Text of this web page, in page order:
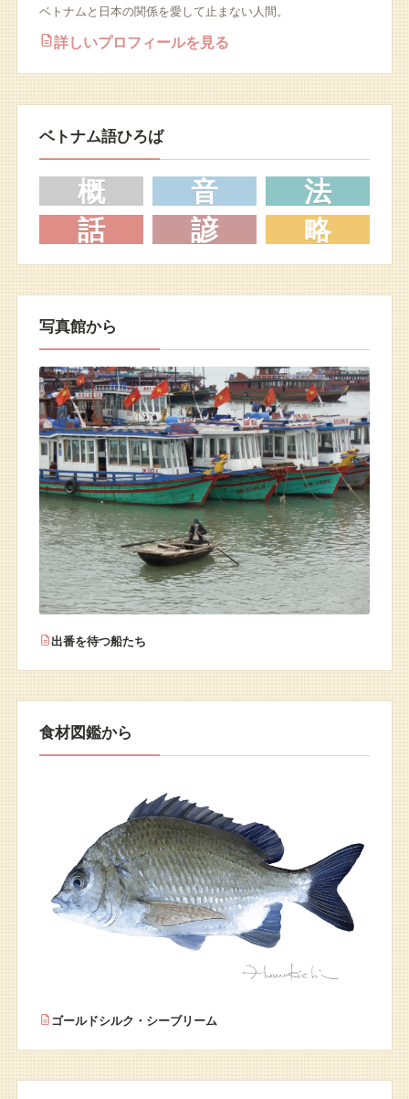
ベトナムと日本の関係を愛して止まない人間。
詳しいプロフィールを見る
ベトナム語ひろば
概 音
法
話
諺 略
写真館から
出番を待つ船たち
食材図鑑から
ゴールドシルク・シーブリーム